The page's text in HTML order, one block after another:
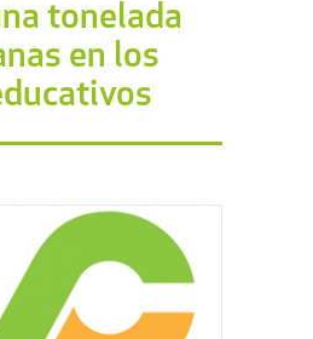
tonelada
en los